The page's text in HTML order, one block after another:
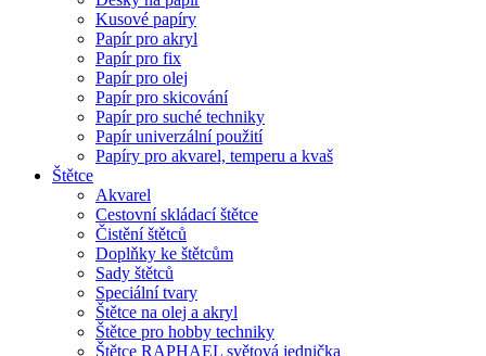
Kusové papíry
Papír pro akryl
Papír pro fix
Papír pro olej
Papír pro skicování
Papír pro suché techniky
Papír univerzální použití
Papíry pro akvarel, temperu a kvaš
Štětce
Akvarel
Cestovní skládací štětce
Čistění štětců
Doplňky ke štětcům
Sady štětců
Speciální tvary
Štětce na olej a akryl
Štětce pro hobby techniky
Štětce RAPHAEL světová jednička